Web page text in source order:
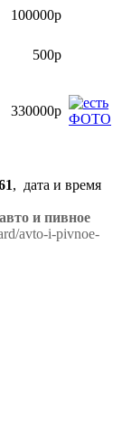
100000р
500р
330000р
, дата и время
авто и пивное
avto-i-pivnoe-